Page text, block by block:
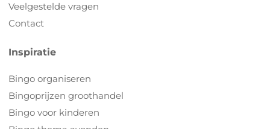
Veelgestelde vragen
Contact
Inspiratie
Bingo organiseren
Bingoprijzen groothandel
Bingo voor kinderen